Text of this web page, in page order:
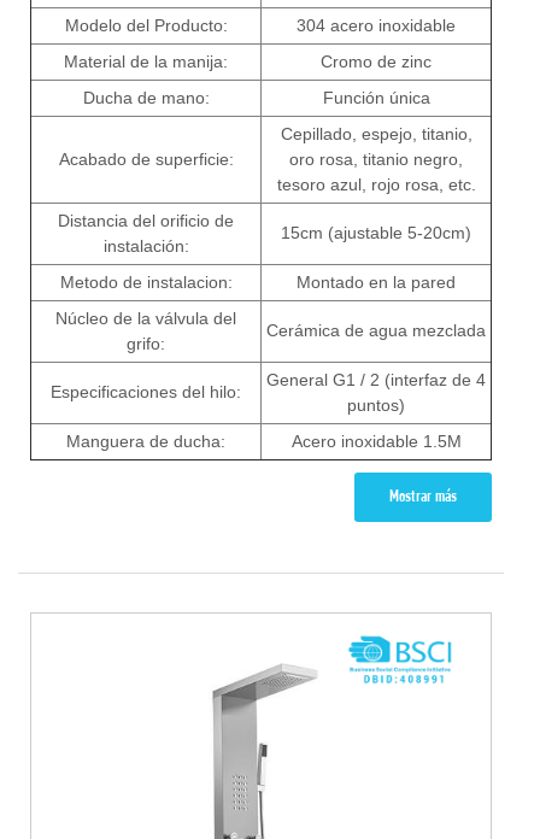
Modelo del Producto:
304 acero inoxidable
Material de la manija:
Cromo de zinc
Ducha de mano:
Función única
Acabado de superficie:
Cepillado, espejo, titanio,
oro rosa, titanio negro,
tesoro azul, rojo rosa, etc.
Distancia del orificio de
instalación:
15cm (ajustable 5-20cm)
Metodo de instalacion:
Montado en la pared
Núcleo de la válvula del
grifo:
Cerámica de agua mezclada
Especificaciones del hilo:
General G1 / 2 (interfaz de 4
puntos)
Manguera de ducha:
Acero inoxidable 1.5M
Mostrar más